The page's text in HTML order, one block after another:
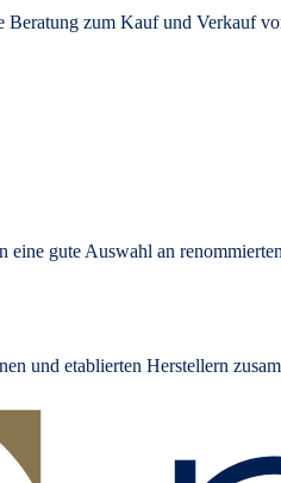
Beratung zum Kauf und Verkauf
eine gute Auswahl an
und etablierten Herstellern